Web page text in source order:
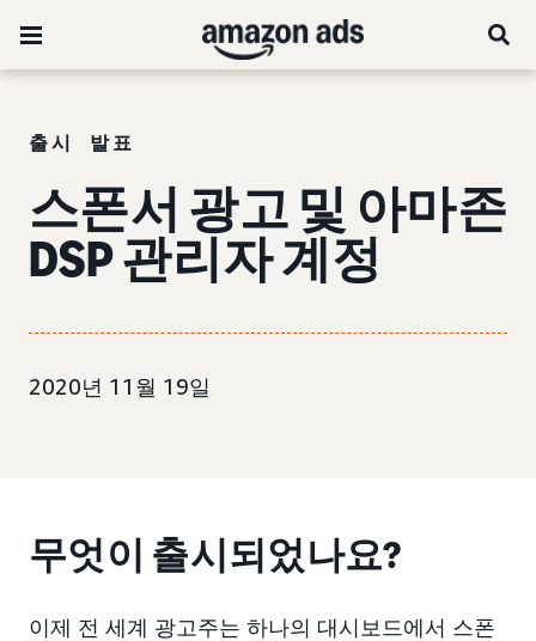
출시 발표
스폰서 광고 및 아마존
DSP 관리자 계정
2020년 11월 19일
무엇이 출시되었나요?
이제 전 세계 광고주는 하나의 대시보드에서 스폰